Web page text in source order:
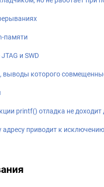
памяти
и SWD
выводы которого
printf() отладка не доходит
приводит к